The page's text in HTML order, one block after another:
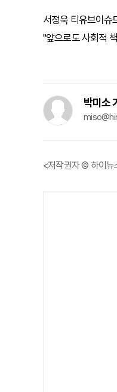
서정욱 티유브이슈
"앞으로도 사회적
박미소
<저작권자 © 하이뉴